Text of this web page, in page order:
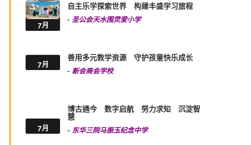
7月
自主乐学探索世界 构建丰盛学习旅程
-圣公会天水围灵爱小学
7月
善用多元教学资源 守护孩童快乐成长
-新会商会学校
7月
博古通今 数字启航 努力求知 沉淀智
慧
- 东华三院马振玉纪念中学